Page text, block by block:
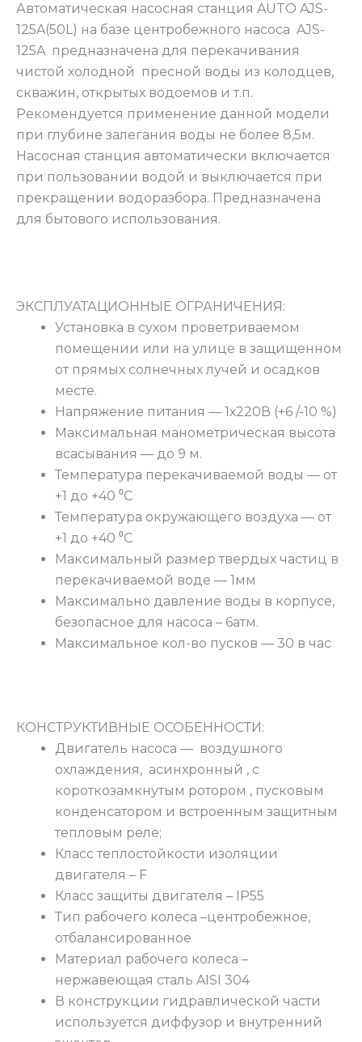
Автоматическая насосная станция AUTO AJS-
125A(50L) на базе центробежного насоса AJS-
125A предназначена для перекачивания
чистой холодной пресной воды из колодцев,
скважин, открытых водоемов и т.п.
Рекомендуется применение данной модели
при глубине залегания воды не более 8,5м.
Насосная станция автоматически включается
при пользовании водой и выключается при
прекращении водоразбора. Предназначена
для бытового использования.
ЭКСПЛУАТАЦИОННЫЕ ОГРАНИЧЕНИЯ:
Установка в сухом проветриваемом
помещении или на улице в защищенном
от прямых солнечных лучей и осадков
месте.
Напряжение питания — 1х220В (+6 /-10 %)
Максимальная манометрическая высота
всасывания — до 9 м.
Температура перекачиваемой воды — от
+1 до +40 ⁰С
Температура окружающего воздуха — от
+1 до +40 ⁰С
Максимальный размер твердых частиц в
перекачиваемой воде — 1мм
Максимально давление воды в корпусе,
безопасное для насоса – 6атм.
Максимальное кол-во пусков — 30 в час
КОНСТРУКТИВНЫЕ ОСОБЕННОСТИ:
Двигатель насоса — воздушного
охлаждения, асинхронный , с
короткозамкнутым ротором , пусковым
конденсатором и встроенным защитным
тепловым реле;
Класс теплостойкости изоляции
двигателя – F
Класс защиты двигателя – IP55
Тип рабочего колеса –центробежное,
отбалансированное
Материал рабочего колеса –
нержавеющая сталь AISI 304
В конструкции гидравлической части
используется диффузор и внутренний